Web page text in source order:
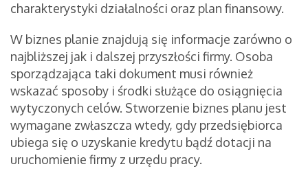
charakterystyki działalności oraz plan finansowy.
W biznes planie znajdują się informacje zarówno o
najbliższej jak i dalszej przyszłości firmy. Osoba
sporządzająca taki dokument musi również
wskazać sposoby i środki służące do osiągnięcia
wytyczonych celów. Stworzenie biznes planu jest
wymagane zwłaszcza wtedy, gdy przedsiębiorca
ubiega się o uzyskanie kredytu bądź dotacji na
uruchomienie firmy z urzędu pracy.